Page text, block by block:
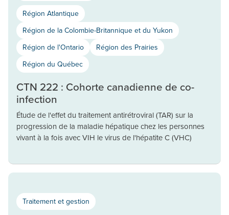
Région Atlantique
Région de la Colombie-Britannique et du Yukon
Région de l'Ontario
Région des Prairies
Région du Québec
CTN 222 : Cohorte canadienne de co-
infection
Étude de l'effet du traitement antirétroviral (TAR) sur la
progression de la maladie hépatique chez les personnes
vivant à la fois avec VIH le virus de l'hépatite C (VHC)
Traitement et gestion